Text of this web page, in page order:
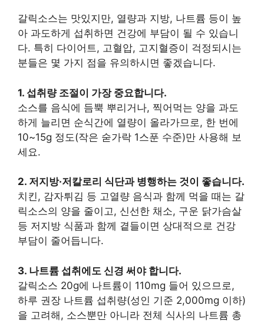
갈릭소스는 맛있지만, 열량과 지방, 나트륨 등이 높
아 과도하게 섭취하면 건강에 부담이 될 수 있습니
다. 특히 다이어트, 고혈압, 고지혈증이 걱정되시는
분들은 몇 가지 점을 유의하시면 좋겠습니다.
1. 섭취량 조절이 가장 중요합니다.
소스를 음식에 듬뿍 뿌리거나, 찍어먹는 양을 과도
하게 늘리면 순식간에 열량이 올라가므로, 한 번에
10~15g 정도(작은 숟가락 1스푼 수준)만 사용해 보
세요.
2. 저지방·저칼로리 식단과 병행하는 것이 좋습니다.
치킨, 감자튀김 등 고열량 음식과 함께 먹을 때는 갈
릭소스의 양을 줄이고, 신선한 채소, 구운 닭가슴살
등 저지방 식품과 함께 곁들이면 상대적으로 건강
부담이 줄어듭니다.
3. 나트륨 섭취에도 신경 써야 합니다.
갈릭소스 20g에 나트륨이 110mg 들어 있으므로,
하루 권장 나트륨 섭취량(성인 기준 2,000mg 이하)
을 고려해, 소스뿐만 아니라 전체 식사의 나트륨 총